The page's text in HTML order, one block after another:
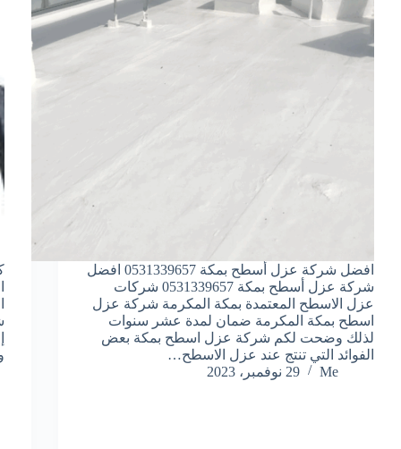
افضل شركة عزل أسطح بمكة 0531339657 افضل
شركة عزل أسطح بمكة 0531339657 شركات
عزل الاسطح المعتمدة بمكة المكرمة شركة عزل
اسطح بمكة المكرمة ضمان لمدة عشر سنوات
لذلك وضحت لكم شركة عزل اسطح بمكة بعض
الفوائد التي تنتج عند عزل الاسطح…
Me
29 نوفمبر، 2023